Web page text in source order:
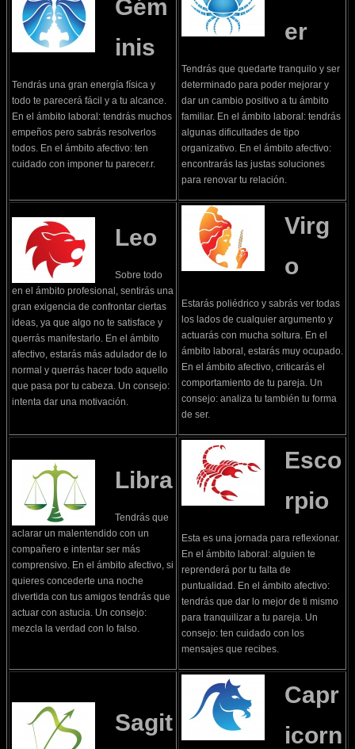
Gém
inis
Tendrás una gran energía física y
todo te parecerá fácil y a tu alcance.
En el ámbito laboral: tendrás muchos
empeños pero sabrás resolverlos
todos. En el ámbito afectivo: ten
cuidado con imponer tu parecer.r.
er
Tendrás que quedarte tranquilo y ser
determinado para poder mejorar y
dar un cambio positivo a tu ámbito
familiar. En el ámbito laboral: tendrás
algunas dificultades de tipo
organizativo. En el ámbito afectivo:
encontrarás las justas soluciones
para renovar tu relación.
Leo
Sobre todo
en el ámbito profesional, sentirás una
gran exigencia de confrontar ciertas
ideas, ya que algo no te satisface y
querrás manifestarlo. En el ámbito
afectivo, estarás más adulador de lo
normal y querrás hacer todo aquello
que pasa por tu cabeza. Un consejo:
intenta dar una motivación.
Virg
o
Estarás poliédrico y sabrás ver todas
los lados de cualquier argumento y
actuarás con mucha soltura. En el
ámbito laboral, estarás muy ocupado.
En el ámbito afectivo, criticarás el
comportamiento de tu pareja. Un
consejo: analiza tu también tu forma
de ser.
Libra
Tendrás que
aclarar un malentendido con un
compañero e intentar ser más
comprensivo. En el ámbito afectivo, si
quieres concederte una noche
divertida con tus amigos tendrás que
actuar con astucia. Un consejo:
mezcla la verdad con lo falso.
Esco
rpio
Esta es una jornada para reflexionar.
En el ámbito laboral: alguien te
reprenderá por tu falta de
puntualidad. En el ámbito afectivo:
tendrás que dar lo mejor de ti mismo
para tranquilizar a tu pareja. Un
consejo: ten cuidado con los
mensajes que recibes.
Sagit
Capr
icorn